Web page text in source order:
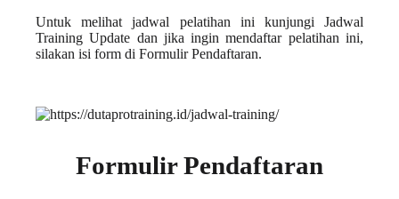
Untuk melihat jadwal pelatihan ini kunjungiJadwal
Training Update dan jika ingin mendaftar pelatihan ini,
silakan isi form di Formulir Pendaftaran.
Formulir Pendaftaran